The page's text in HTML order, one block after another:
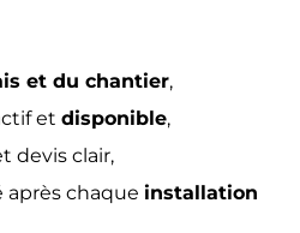
et du chantier,
et disponible,
devis clair,
après chaque installation